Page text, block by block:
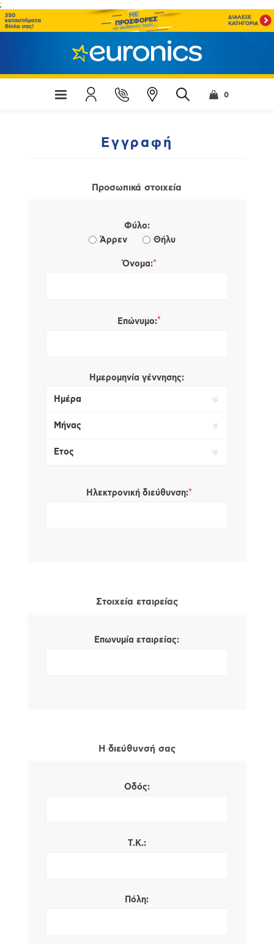
;
0
Εγγραφή
Προσωπικά στοιχεία
Φύλο:
Άρρεν
Θήλυ
Όνομα:*
Επώνυμο:*
Ημερομηνία γέννησης:
Ηλεκτρονική διεύθυνση:*
Στοιχεία εταιρείας
Επωνυμία εταιρείας:
Η διεύθυνσή σας
Οδός:
Τ.Κ.:
Πόλη: